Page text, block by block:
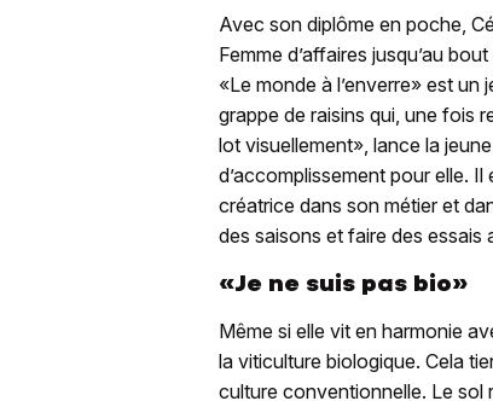
Avec son diplôme en poche,
Femme d’affaires jusqu’au
«Le monde à l’enverre» est
grappe de raisins qui, une fois
lot visuellement», lance la
d’accomplissement pour elle. Il
créatrice dans son métier et
des saisons et faire des essais
«Je ne suis pas bio»
Même si elle vit en harmonie
la viticulture biologique. Cela
culture conventionnelle. Le